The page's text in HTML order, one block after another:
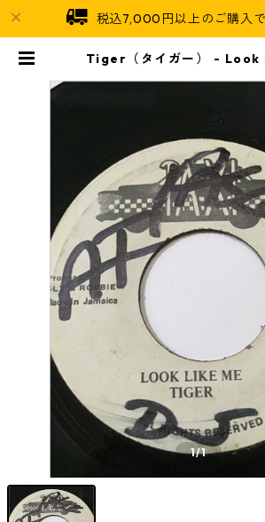
税込7,000円以上のご購入
Tiger（タイガー） - Look
1/1